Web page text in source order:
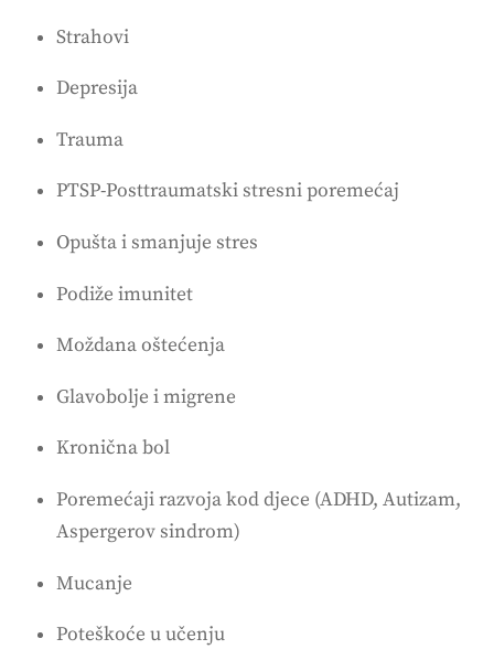
Strahovi
Depresija
Trauma
PTSP-Posttraumatski stresni poremećaj
Opušta i smanjuje stres
Podiže imunitet
Moždana oštećenja
Glavobolje i migrene
Kronična bol
Poremećaji razvoja kod djece (ADHD, Autizam,
Aspergerov sindrom)
Mucanje
Poteškoće u učenju